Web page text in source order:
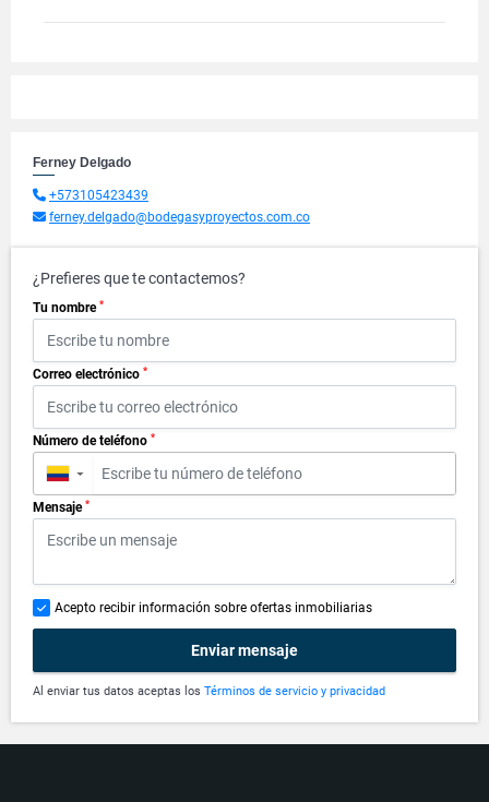
Ferney Delgado
+573105423439
ferney.delgado@bodegasyproyectos.com.co
¿Prefieres que te contactemos?
Tu nombre *
Correo electrónico *
Número de teléfono *
▼
Mensaje *
Acepto recibir información sobre ofertas inmobiliarias
Enviar mensaje
Al enviar tus datos aceptas los Términos de servicio y privacidad